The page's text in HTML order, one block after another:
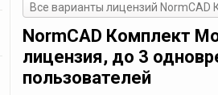
Все варианты лицензий
NormCAD Комплект
лицензия, до 3
пользователей